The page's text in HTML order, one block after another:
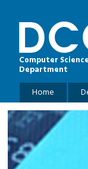
Computer Science
Department
Main menu
Home